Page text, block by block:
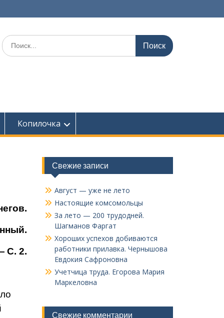
Поиск
по:
Копилочка
С. 2.
Свежие записи
Август — уже не лето
Настоящие комсомольцы
За лето — 200 трудодней.
Шагманов Фаргат
Хороших успехов добиваются
работники прилавка. Чер­нышова
Евдокия Сафроновна
Учетчица труда. Его­рова Мария
Маркеловна
Свежие комментарии